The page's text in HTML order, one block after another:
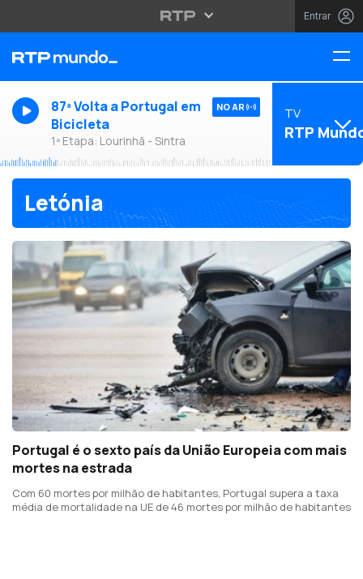
Entrar
87ª Volta a Portugal em
Bicicleta
1ª Etapa: Lourinhã - Sintra
NO AR TV
RTP
Letónia
Portugal é o sexto país da União Europeia com mais
mortes na estrada
Com 60 mortes por milhão de habitantes, Portugal supera a taxa
média de mortalidade na UE de 46 mortes por milhão de habitantes